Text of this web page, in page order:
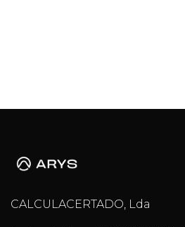
CALCULACERTADO, Lda